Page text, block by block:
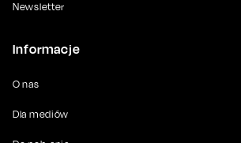
Newsletter
Informacje
O nas
Dla mediów